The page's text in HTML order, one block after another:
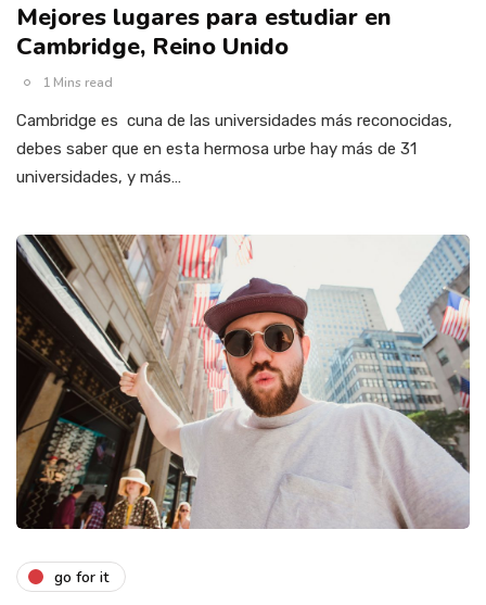
Mejores lugares para estudiar en
Cambridge, Reino Unido
1 Mins read
Cambridge es cuna de las universidades más reconocidas,
debes saber que en esta hermosa urbe hay más de 31
universidades, y más…
go for it